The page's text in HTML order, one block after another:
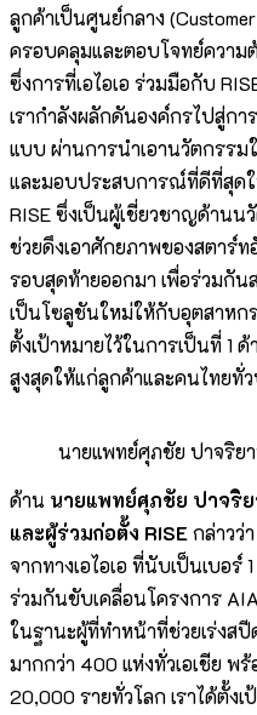
ลูกค้าเป็นศูนย์กลาง
ครอบคลุมและตอบโจทย์ความ
ซึ่งการที่เอไอเอ ร่วมมือกับ
เรากำลังผลักดันองค์กรไปสู่ก
แบบ ผ่านการนำเอานวัตกรรม
และมอบประสบการณ์ที่ดีที่สุดใ
RISE ซึ่งเป็นผู้เชี่ยวชาญด้านน
ช่วยดึงเอาศักยภาพของสตาร์
รอบสุดท้ายออกมา เพื่อร่วมกัน
เป็นโซลูชันใหม่ให้กับอุตสาหก
ตั้งเป้าหมายไว้ในการเป็นที่ 1
สูงสุดให้แก่ลูกค้าและคนไทยทั่ว
นายแพทย์ศุภชัย ปาจริย
ด้าน นายแพทย์ศุภชัย ปาจริ
และผู้ร่วมก่อตั้ง RISEกล่าวว่
จากทางเอไอเอ ที่นับเป็นเบอ
ร่วมกันขับเคลื่อนโครงการ
ในฐานะผู้ที่ทำหน้าที่ช่วยเร่งส
มากกว่า 400 แห่งทั่วเอเชีย พ
20,000 รายทั่วโลก เราได้ตั้ง